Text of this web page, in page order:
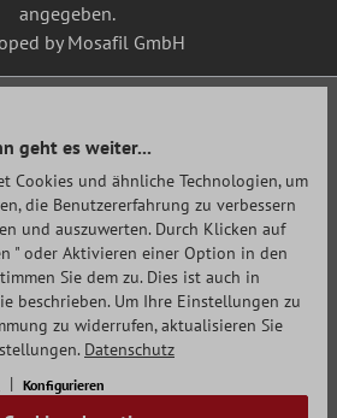
angegeben.
by Mosafil GmbH
geht es weiter...
Cookies und ähnliche Technologien, um
die Benutzererfahrung zu verbessern
und auszuwerten. Durch Klicken auf
" oder Aktivieren einer Option in den
Sie dem zu. Dies ist auch in
beschrieben. Um Ihre Einstellungen zu
zu widerrufen, aktualisieren Sie
Datenschutz
Konfigurieren